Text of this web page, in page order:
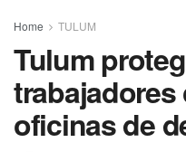
Home TULUM
Tulum
oficinas de